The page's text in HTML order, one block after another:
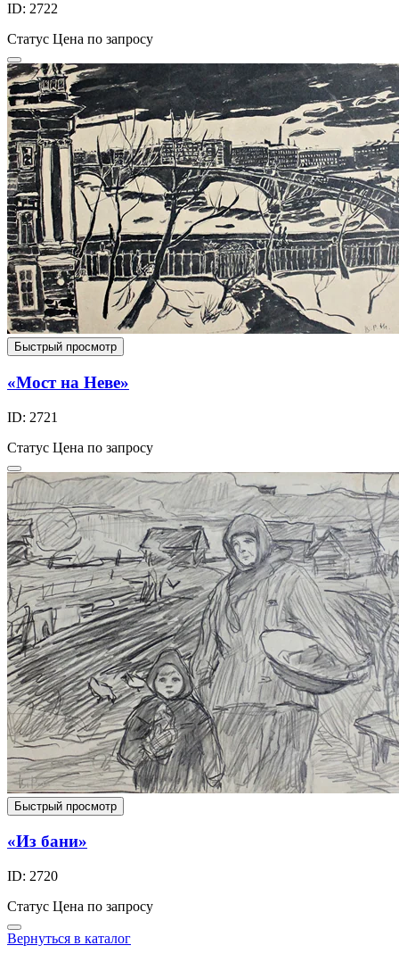
ID: 2722
Статус Цена по запросу
Быстрый просмотр
«Мост на Неве»
ID: 2721
Статус Цена по запросу
Быстрый просмотр
«Из бани»
ID: 2720
Статус Цена по запросу
Вернуться в каталог